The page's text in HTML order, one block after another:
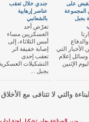
جندي خلال تعقب
عناصر إرهابية
بالشعانبي
تعرّض أحد
العسكريين مساء
أمس الثلاثاء، إلى
إصابة خفيفة اثر
تعقب إحدى
التشكيلات
بجبل ...
على
المجموعة
بجبل
الأخبار التي
وسائل إعلام
الإثنين
والتي لا تتنافى مع